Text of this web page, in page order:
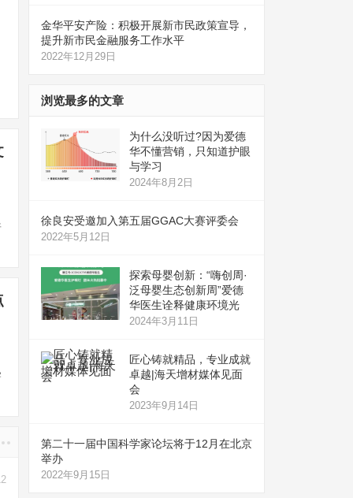
金华平安产险：积极开展新市民政策宣导，
提升新市民金融服务工作水平
2022年12月29日
浏览最多的文章
为什么没听过?因为爱德
华不懂营销，只知道护眼
与学习
2024年8月2日
徐良安受邀加入第五届GGAC大赛评委会
2022年5月12日
探索母婴创新：“嗨创周·
泛母婴生态创新周”爱德
华医生诠释健康环境光
2024年3月11日
匠心铸就精品，专业成就
卓越|海天增材媒体见面
会
2023年9月14日
第二十一届中国科学家论坛将于12月在北京
举办
2022年9月15日